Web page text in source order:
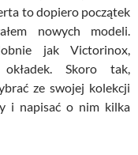
to dopiero początek
nowych modeli.
jak Victorinox,
Skoro tak,
ze swojej kolekcji
i napisać o nim kilka
elegancik